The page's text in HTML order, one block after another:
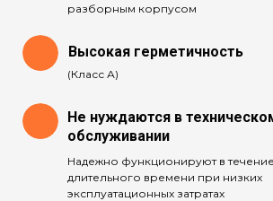
Надежно функционируют в течение
длительного времени при низких
эксплуатационных затратах
разборным корпусом
(Класс А)
Высокая герметичность
Не нуждаются в
обслуживании